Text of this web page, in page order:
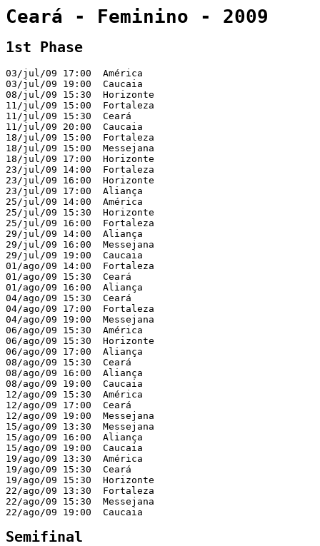
Ceará - Feminino - 2009
1st Phase
03/jul/09 17:00  América
03/jul/09 19:00  Caucaia
08/jul/09 15:30  Horizonte
11/jul/09 15:00  Fortaleza
11/jul/09 15:30  Ceará
11/jul/09 20:00  Caucaia
18/jul/09 15:00  Fortaleza
18/jul/09 15:00  Messejana
18/jul/09 17:00  Horizonte
23/jul/09 14:00  Fortaleza
23/jul/09 16:00  Horizonte
23/jul/09 17:00  Aliança
25/jul/09 14:00  América
25/jul/09 15:30  Horizonte
25/jul/09 16:00  Fortaleza
29/jul/09 14:00  Aliança
29/jul/09 16:00  Messejana
29/jul/09 19:00  Caucaia
01/ago/09 14:00  Fortaleza
01/ago/09 15:30  Ceará
01/ago/09 16:00  Aliança
04/ago/09 15:30  Ceará
04/ago/09 17:00  Fortaleza
04/ago/09 19:00  Messejana
06/ago/09 15:30  América
06/ago/09 15:30  Horizonte
06/ago/09 17:00  Aliança
08/ago/09 15:30  Ceará
08/ago/09 16:00  Aliança
08/ago/09 19:00  Caucaia
12/ago/09 15:30  América
12/ago/09 17:00  Ceará
12/ago/09 19:00  Messejana
15/ago/09 13:30  Messejana
15/ago/09 16:00  Aliança
15/ago/09 19:00  Caucaia
19/ago/09 13:30  América
19/ago/09 15:30  Ceará
19/ago/09 15:30  Horizonte
22/ago/09 13:30  Fortaleza
22/ago/09 15:30  Messejana
22/ago/09 19:00  Caucaia
Semifinal